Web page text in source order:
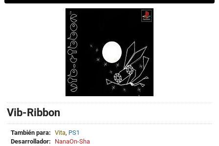
Vib-Ribbon
También para: Vita, PS1
Desarrollador:
NanaOn-Sha